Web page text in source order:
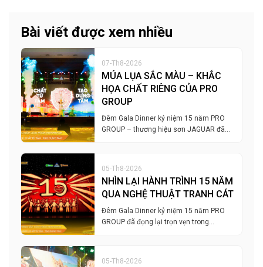
Bài viết được xem nhiều
07-Th8-2026
MÚA LỤA SẮC MÀU – KHẮC
HỌA CHẤT RIÊNG CỦA PRO
GROUP
Đêm Gala Dinner kỷ niệm 15 năm PRO
GROUP – thương hiệu sơn JAGUAR đã…
05-Th8-2026
NHÌN LẠI HÀNH TRÌNH 15 NĂM
QUA NGHỆ THUẬT TRANH CÁT
Đêm Gala Dinner kỷ niệm 15 năm PRO
GROUP đã đọng lại trọn vẹn trong…
05-Th8-2026